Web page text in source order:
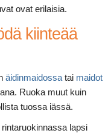
ovat erilaisia.
kiinteää
äidinmaidossa tai maidot
Ruoka muut kuin
tuossa iässä.
lapsi